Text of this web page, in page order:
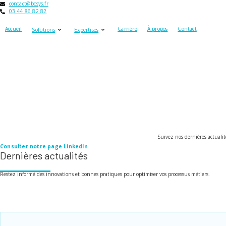
contact@bcsys.fr
03 44 86 82 82
Accueil Solutions Expertises Carrière À propos Contact
Suivez nos dernières actualités sur
Consulter notre page LinkedIn
Dernières actualités
Restez informé des innovations et bonnes pratiques pour optimiser vos processus métiers.